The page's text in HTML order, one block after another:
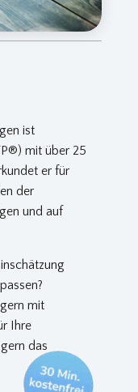
ist
mit über 25
er für
der
und auf
mit
Ihre
das